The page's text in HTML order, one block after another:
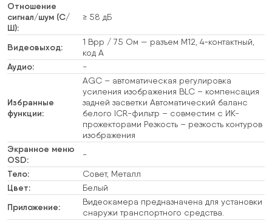
Отношение
сигнал/шум (С/
Ш):
≥ 58 дБ
Видеовыход:
1 Вpp / 75 Ом — разъем M12, 4-контактный,
код A
Аудио: -
Избранные
функции:
AGC – автоматическая регулировка
усиления изображения BLC – компенсация
задней засветки Автоматический баланс
белого ICR-фильтр – совместим с ИК-
прожекторами Резкость – резкость контуров
изображения
Экранное меню
OSD:
-
Тело: Совет, Металл
Цвет: Белый
Приложение:
Видеокамера предназначена для установки
снаружи транспортного средства.